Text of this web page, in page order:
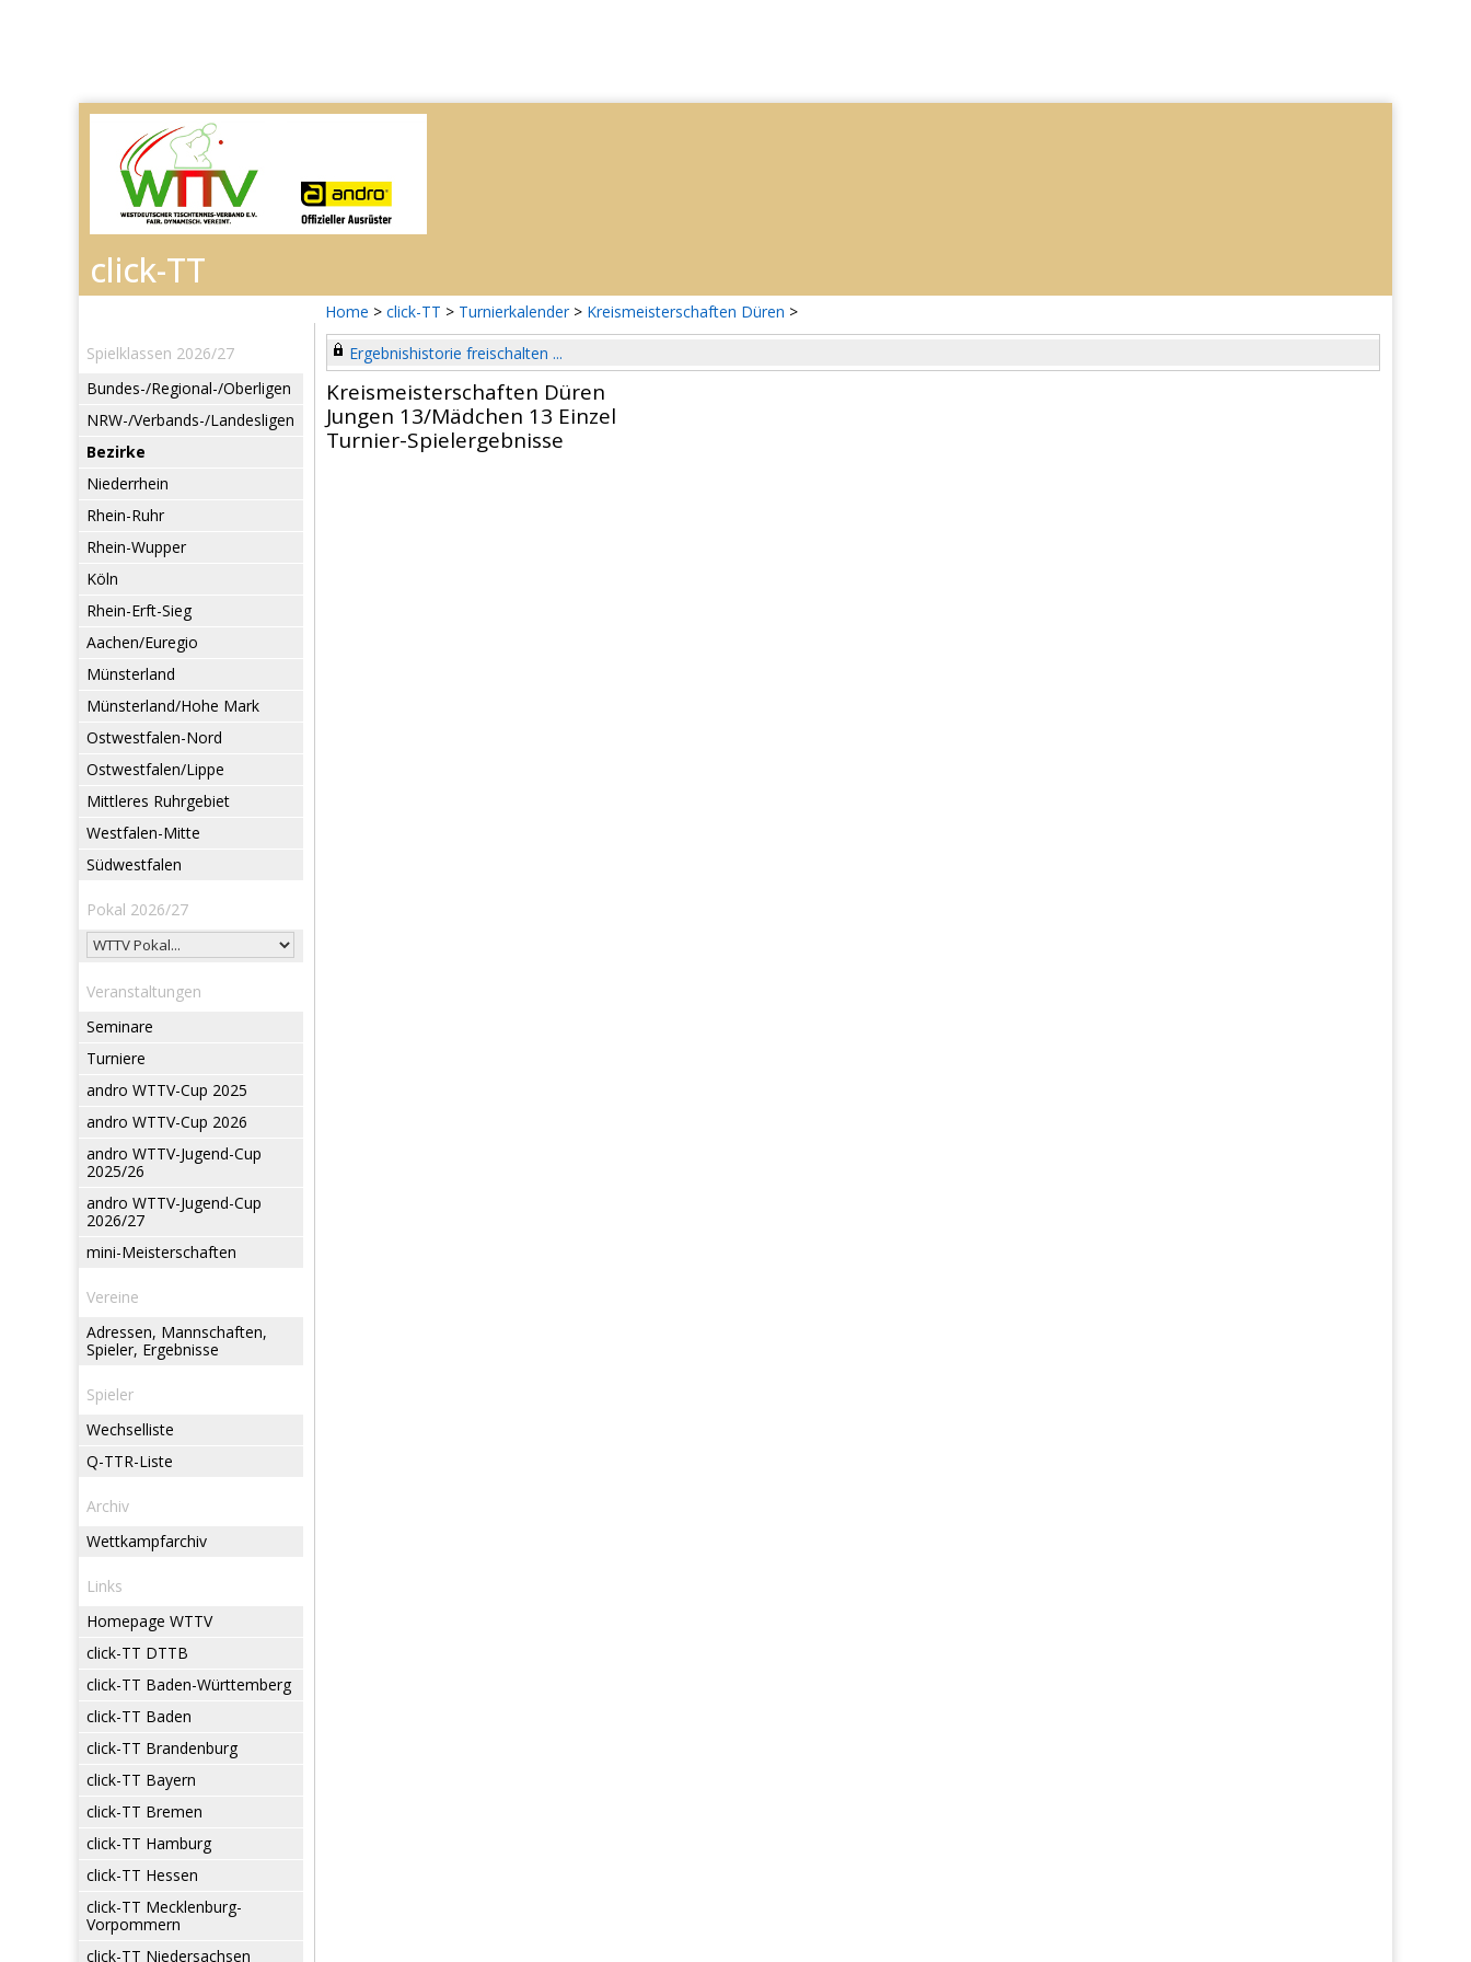
Home > click-TT > Turnierkalender > Kreismeisterschaften Düren >
Spielklassen 2026/27
Bundes-/Regional-/Oberligen
NRW-/Verbands-/Landesligen
Bezirke
Niederrhein
Rhein-Ruhr
Rhein-Wupper
Köln
Rhein-Erft-Sieg
Aachen/Euregio
Münsterland
Münsterland/Hohe Mark
Ostwestfalen-Nord
Ostwestfalen/Lippe
Mittleres Ruhrgebiet
Westfalen-Mitte
Südwestfalen
Pokal 2026/27
Veranstaltungen
Seminare
Turniere
andro WTTV-Cup 2025
andro WTTV-Cup 2026
andro WTTV-Jugend-Cup
2025/26
andro WTTV-Jugend-Cup
2026/27
mini-Meisterschaften
Vereine
Adressen, Mannschaften,
Spieler, Ergebnisse
Spieler
Wechselliste
Q-TTR-Liste
Archiv
Wettkampfarchiv
Links
Homepage WTTV
click-TT DTTB
click-TT Baden-Württemberg
click-TT Baden
click-TT Brandenburg
click-TT Bayern
click-TT Bremen
click-TT Hamburg
click-TT Hessen
click-TT Mecklenburg-
Vorpommern
click-TT Niedersachsen
Ergebnishistorie freischalten ...
Kreismeisterschaften Düren
Jungen 13/Mädchen 13 Einzel
Turnier-Spielergebnisse